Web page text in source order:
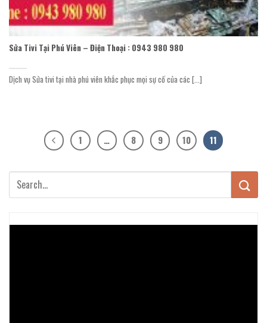
Sửa Tivi Tại Phú Viên – Điện Thoại : 0943 980 980
Dịch vụ Sửa tivi tại nhà phú viên khắc phục mọi sự cố của các [...]
1 … 8 9 10 11